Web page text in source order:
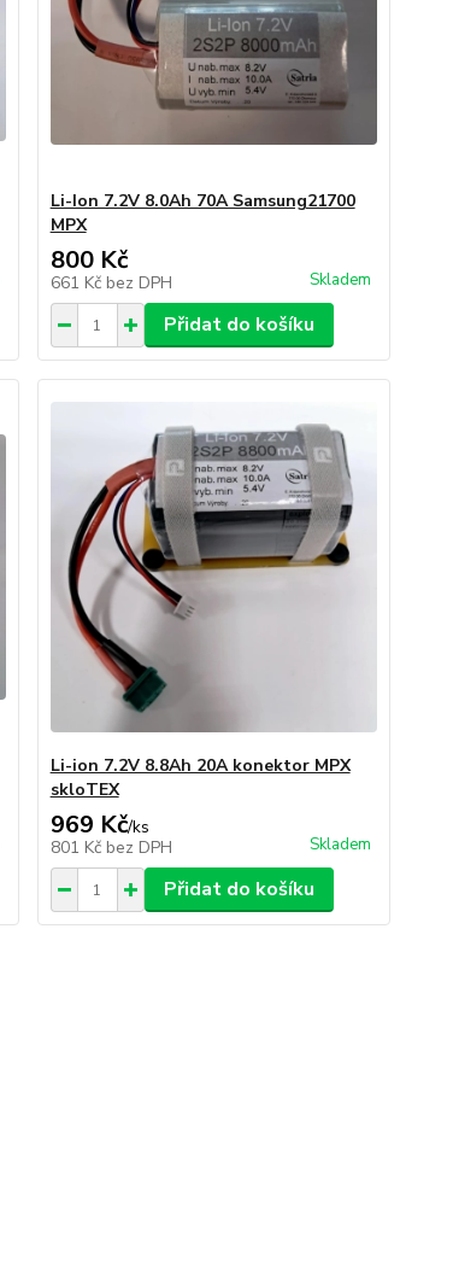
Li-Ion 7.2V 8.0Ah 70A Samsung21700
MPX
800 Kč
661 Kč bez DPH Skladem
Přidat do košíku
Li-ion 7.2V 8.8Ah 20A konektor MPX
skloTEX
969 Kč/ks
801 Kč bez DPH Skladem
Přidat do košíku